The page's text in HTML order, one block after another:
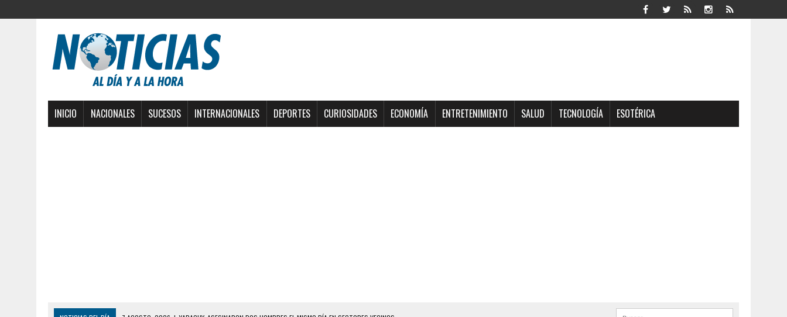
INICIO NACIONALES SUCESOS INTERNACIONALES DEPORTES CURIOSIDADES ECONOMÍA ENTRETENIMIENTO SALUD TECNOLOGÍA ESOTÉRICA